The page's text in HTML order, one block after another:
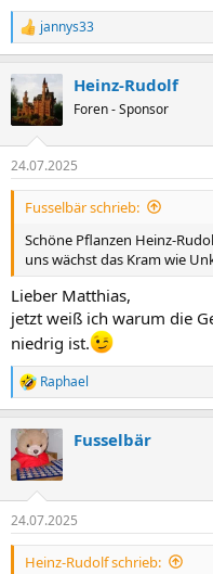
R
e
k
t
i
e
n
jannys33
Heinz-Rudolf
Foren - Sponsor
24.07.2025
Fusselbär schrieb:
Schöne Pflanzen Heinz-
uns wächst das Kram wie
Lieber Matthias,
jetzt weiß ich warum die
niedrig ist.
R
e
k
t
i
e
n
Raphael
Fusselbär
24.07.2025
Heinz-Rudolf schrieb: